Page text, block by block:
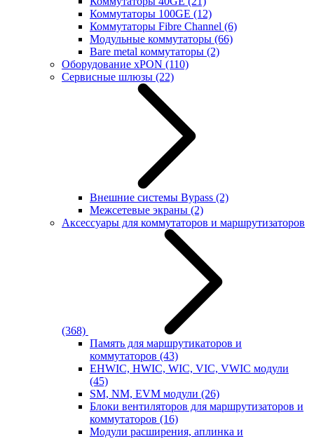
Коммутаторы 100GE (12)
Коммутаторы Fibre Channel (6)
Модульные коммутаторы (66)
Bare metal коммутаторы (2)
Оборудование xPON (110)
Сервисные шлюзы (22)
Внешние системы Bypass (2)
Межсетевые экраны (2)
Аксессуары для коммутаторов и маршрутизаторов
(368)
Память для маршрутикаторов и
коммутаторов (43)
EHWIC, HWIC, WIC, VIC, VWIC модули
(45)
SM, NM, EVM модули (26)
Блоки вентиляторов для маршрутизаторов и
коммутаторов (16)
Модули расширения, аплинка и